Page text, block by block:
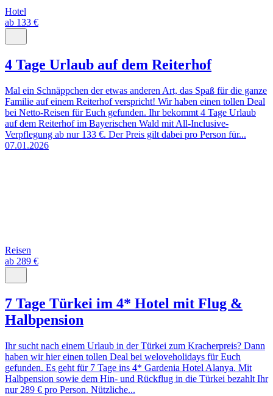
Hotel
ab 133 €
4 Tage Urlaub auf dem Reiterhof
Mal ein Schnäppchen der etwas anderen Art, das Spaß für die ganze
Familie auf einem Reiterhof verspricht! Wir haben einen tollen Deal
bei Netto-Reisen für Euch gefunden. Ihr bekommt 4 Tage Urlaub
auf dem Reiterhof im Bayerischen Wald mit All-Inclusive-
Verpflegung ab nur 133 €. Der Preis gilt dabei pro Person für...
07.01.2026
Reisen
ab 289 €
7 Tage Türkei im 4* Hotel mit Flug &
Halbpension
Ihr sucht nach einem Urlaub in der Türkei zum Kracherpreis? Dann
haben wir hier einen tollen Deal bei weloveholidays für Euch
gefunden. Es geht für 7 Tage ins 4* Gardenia Hotel Alanya. Mit
Halbpension sowie dem Hin- und Rückflug in die Türkei bezahlt Ihr
nur 289 € pro Person. Nützliche...